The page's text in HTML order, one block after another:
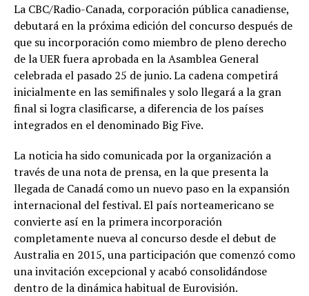
La CBC/Radio-Canada, corporación pública canadiense,
debutará en la próxima edición del concurso después de
que su incorporación como miembro de pleno derecho
de la UER fuera aprobada en la Asamblea General
celebrada el pasado 25 de junio. La cadena competirá
inicialmente en las semifinales y solo llegará a la gran
final si logra clasificarse, a diferencia de los países
integrados en el denominado Big Five.
La noticia ha sido comunicada por la organización a
través de una nota de prensa, en la que presenta la
llegada de Canadá como un nuevo paso en la expansión
internacional del festival. El país norteamericano se
convierte así en la primera incorporación
completamente nueva al concurso desde el debut de
Australia en 2015, una participación que comenzó como
una invitación excepcional y acabó consolidándose
dentro de la dinámica habitual de Eurovisión.